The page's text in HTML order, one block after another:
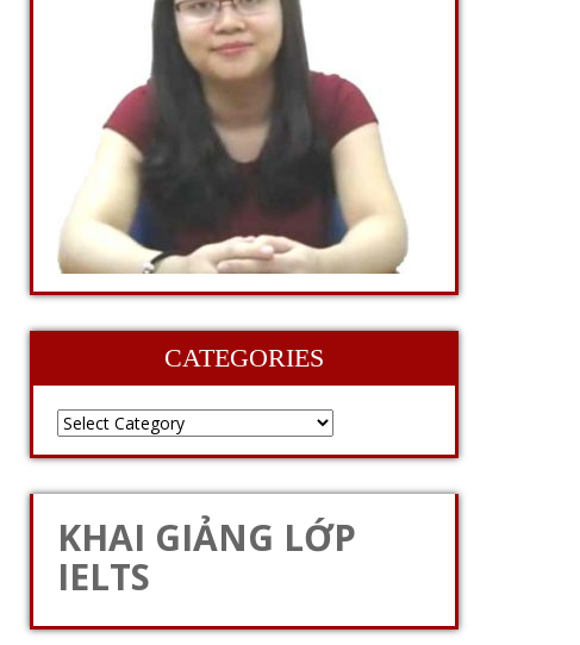
CATEGORIES
KHAI GIẢNG LỚP
IELTS